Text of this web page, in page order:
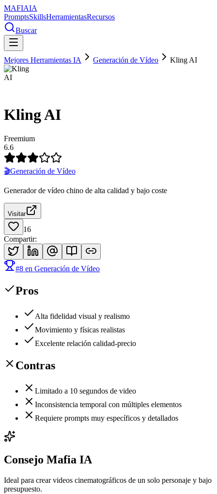
MAFIAIA
PromptsSkillsHerramientasRecursos
Buscar
Mejores Herramientas IA Generación de Vídeo Kling AI
Kling AI
Freemium
6.6
🎬Generación de Vídeo
Generador de vídeo chino de alta calidad y bajo coste
Visitar
16
Compartir:
#8 en Generación de Vídeo
Pros
Alta fidelidad visual y realismo
Movimiento y físicas realistas
Excelente relación calidad-precio
Contras
Limitado a 10 segundos de video
Inconsistencia temporal con múltiples elementos
Requiere prompts muy específicos y detallados
Consejo Mafia IA
Ideal para crear videos cinematográficos de un solo personaje y bajo
presupuesto.